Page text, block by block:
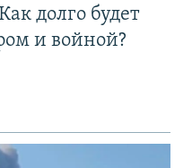
долго будет
и войной?